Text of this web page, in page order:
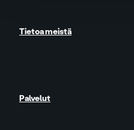
Tietoa meistä
Palvelut